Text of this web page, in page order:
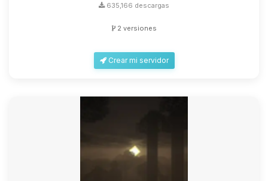
635,166 descargas
2 versiones
Crear mi servidor